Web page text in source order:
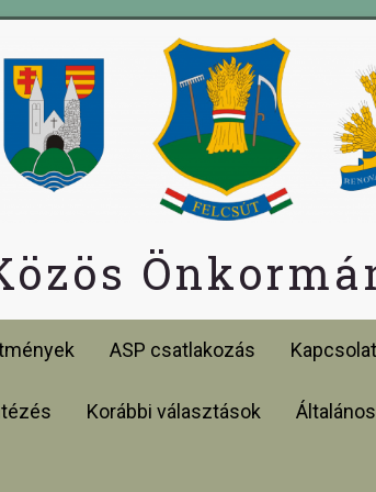
ASP csatlakozás Kapcsolat
Korábbi választások